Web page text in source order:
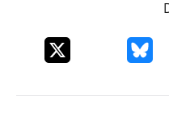
Deel dit item op X
Deel